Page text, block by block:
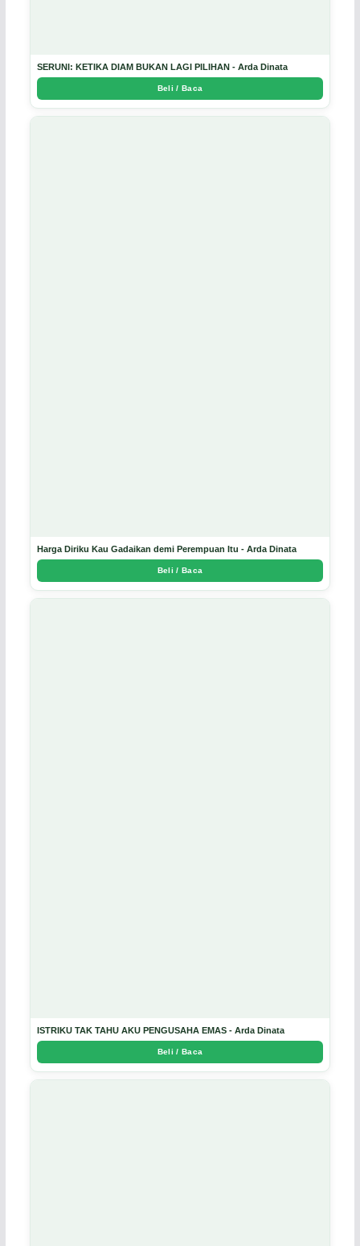
SERUNI: KETIKA DIAM BUKAN LAGI PILIHAN - Arda Dinata
Beli / Baca
Harga Diriku Kau Gadaikan demi Perempuan Itu - Arda Dinata
Beli / Baca
ISTRIKU TAK TAHU AKU PENGUSAHA EMAS - Arda Dinata
Beli / Baca